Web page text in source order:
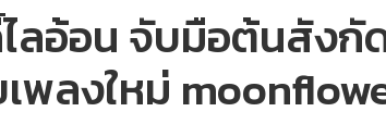
ลอ้อน จับมือต้นสังกั
พลงใหม่